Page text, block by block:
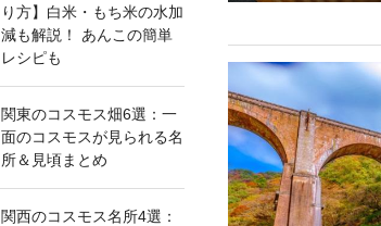
り方】白米・もち米の水加
減も解説！ あんこの簡単
レシピも
関東のコスモス畑6選：一
面のコスモスが見られる名
所＆見頃まとめ
関西のコスモス名所4選：